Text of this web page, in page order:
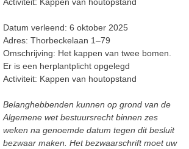
Datum verleend: 6 oktober 2025
Adres: Thorbeckelaan 1–79
Omschrijving: Het kappen van twee bomen.
Er is een herplantplicht opgelegd
Activiteit: Kappen van houtopstand
Belanghebbenden kunnen op grond van de
Algemene wet bestuursrecht binnen zes
weken na genoemde datum tegen dit besluit
bezwaar maken. Het bezwaarschrift moet uw